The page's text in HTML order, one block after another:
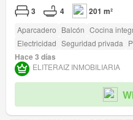
3 4 201 m²
Aparcadero Balcón Cocina
Electricidad Seguridad privada
Hace 3 días
ELITERAIZ INMOBILIARIA